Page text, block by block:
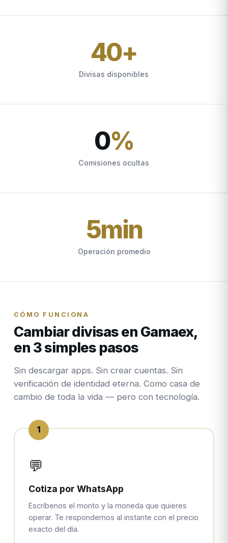
40+
Divisas disponibles
0%
Comisiones ocultas
5min
Operación promedio
CÓMO FUNCIONA
Cambiar divisas en Gamaex,
en 3 simples pasos
Sin descargar apps. Sin crear cuentas. Sin
verificación de identidad eterna. Como casa de
cambio de toda la vida — pero con tecnología.
1
💬
Cotiza por WhatsApp
Escríbenos el monto y la moneda que quieres
operar. Te respondemos al instante con el precio
exacto del día.